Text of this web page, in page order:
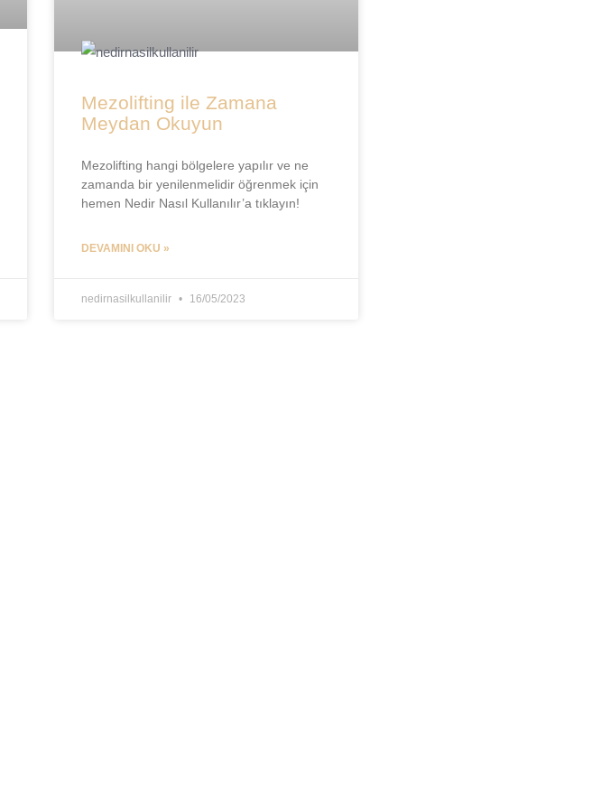
Mezolifting ile Zamana
Meydan Okuyun
Mezolifting hangi bölgelere yapılır ve ne
zamanda bir yenilenmelidir öğrenmek için
hemen Nedir Nasıl Kullanılır’a tıklayın!
DEVAMINI OKU »
nedirnasilkullanilir 16/05/2023